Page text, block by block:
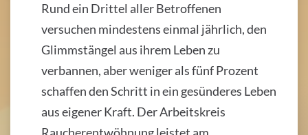
Rund ein Drittel aller Betroffenen
versuchen mindestens einmal jährlich, den
Glimmstängel aus ihrem Leben zu
verbannen, aber weniger als fünf Prozent
schaffen den Schritt in ein gesünderes Leben
aus eigener Kraft. Der Arbeitskreis